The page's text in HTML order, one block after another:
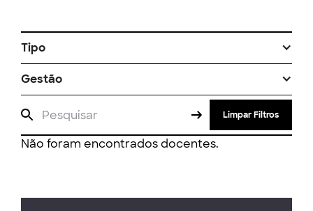
Tipo
Gestão
Limpar Filtros
Não foram encontrados docentes.